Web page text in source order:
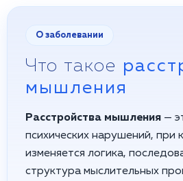
О заболевании
Что такое
мышления
Расстройства мышления —
психических нарушений, при
изменяется логика,
структура мыслительных